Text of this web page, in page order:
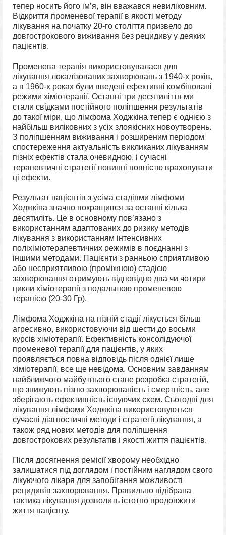
тепер носить його ім’я, він вважався невиліковним.
Відкриття променевої терапії в якості методу
лікування на початку 20-го століття призвело до
довгострокового виживання без рецидиву у деяких
пацієнтів.
Променева терапія використовувалася для
лікування локалізованих захворювань з 1940-х років,
а в 1960-х роках були введені ефективні комбіновані
режими хіміотерапії. Останні три десятиліття ми
стали свідками постійного поліпшення результатів
до такої міри, що лімфома Ходжкіна тепер є однією з
найбільш виліковних з усіх злоякісних новоутворень.
З поліпшенням виживання і розширеним періодом
спостереження актуальність викликаних лікуванням
пізніх ефектів стала очевидною, і сучасні
терапевтичні стратегії повинні повністю враховувати
ці ефекти.
Результат пацієнтів з усіма стадіями лімфоми
Ходжкіна значно покращився за останні кілька
десятиліть. Це в основному пов’язано з
використанням адаптованих до ризику методів
лікування з використанням інтенсивних
поліхіміотерапевтичних режимів в поєднанні з
іншими методами. Пацієнти з ранньою сприятливою
або несприятливою (проміжною) стадією
захворювання отримують відповідно два чи чотири
цикли хіміотерапії з подальшою променевою
терапією (20-30 Гр).
Лімфома Ходжкіна на пізній стадії лікується більш
агресивно, використовуючи від шести до восьми
курсів хіміотерапії. Ефективність консолідуючої
променевої терапії для пацієнтів, у яких
проявляється повна відповідь після однієї лише
хіміотерапії, все ще невідома. Основним завданням
найближчого майбутнього стане розробка стратегій,
що знижують пізню захворюваність і смертність, але
зберігають ефективність існуючих схем. Сьогодні для
лікування лімфоми Ходжкіна використовуються
сучасні діагностичні методи і стратегії лікування, а
також ряд нових методів для поліпшення
довгострокових результатів і якості життя пацієнтів.
Після досягнення ремісії хворому необхідно
залишатися під доглядом і постійним наглядом свого
лікуючого лікаря для запобігання можливості
рецидивів захворювання. Правильно підібрана
тактика лікування дозволить істотно продовжити
життя пацієнту.